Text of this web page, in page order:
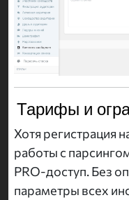
Тарифы и
Хотя регистрация
работы с
PRO-доступ. Без
параметры всех